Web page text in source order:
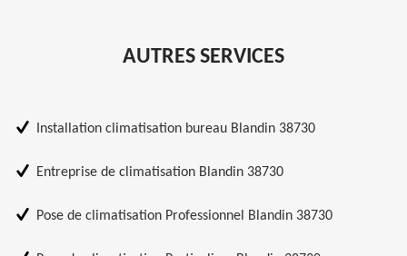
AUTRES SERVICES
Installation climatisation bureau Blandin 38730
Entreprise de climatisation Blandin 38730
Pose de climatisation Professionnel Blandin 38730